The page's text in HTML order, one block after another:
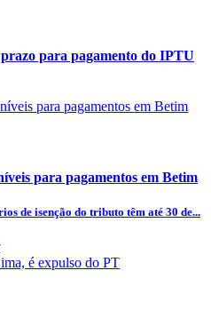
para pagamento do IPTU
para pagamentos em Betim
de isenção do tributo têm até 30 de...